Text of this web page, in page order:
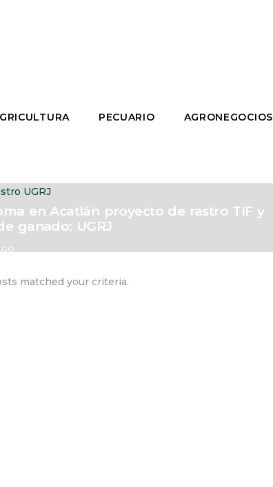
PECUARIO AGRONEGOCIOS
en Acatlán proyecto de rastro TIF y
ganado: UGRJ
matched your criteria.